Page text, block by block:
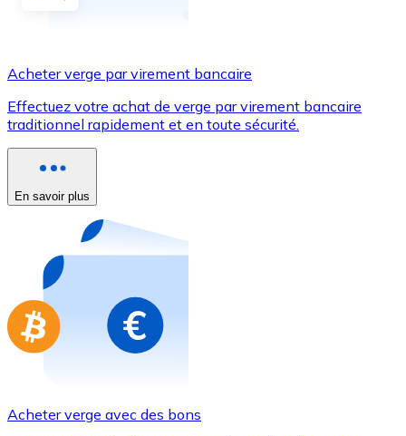
Utilisez les cartes Visa et Mastercard pour acheter
Acheter avec carte
Nouveau
Achetez des cartes-cadeaux de vos marques
Aller à la boutique de cartes-cadeaux
Acheter verge par virement bancaire
Effectuez votre achat de verge par virement bancaire
traditionnel rapidement et en toute sécurité.
En savoir plus
Acheter verge avec des bons